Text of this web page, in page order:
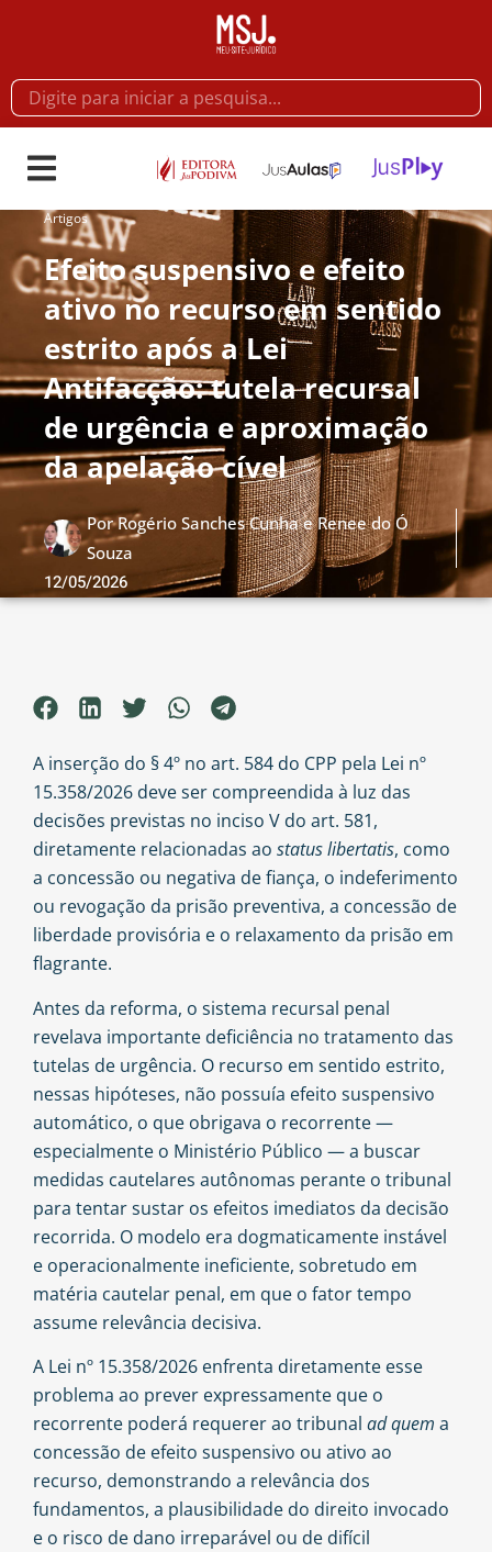
Artigos
Efeito suspensivo e efeito
ativo no recurso em sentido
estrito após a Lei
Antifacção: tutela recursal
de urgência e aproximação
da apelação cível
PorRogério Sanches Cunha e Renee do Ó
Souza
12/05/2026
A inserção do § 4º no art. 584 do CPP pela Lei nº
15.358/2026 deve ser compreendida à luz das
decisões previstas no inciso V do art. 581,
diretamente relacionadas ao status libertatis, como
a concessão ou negativa de fiança, o indeferimento
ou revogação da prisão preventiva, a concessão de
liberdade provisória e o relaxamento da prisão em
flagrante.
Antes da reforma, o sistema recursal penal
revelava importante deficiência no tratamento das
tutelas de urgência. O recurso em sentido estrito,
nessas hipóteses, não possuía efeito suspensivo
automático, o que obrigava o recorrente —
especialmente o Ministério Público — a buscar
medidas cautelares autônomas perante o tribunal
para tentar sustar os efeitos imediatos da decisão
recorrida. O modelo era dogmaticamente instável
e operacionalmente ineficiente, sobretudo em
matéria cautelar penal, em que o fator tempo
assume relevância decisiva.
A Lei nº 15.358/2026 enfrenta diretamente esse
problema ao prever expressamente que o
recorrente poderá requerer ao tribunal ad quem a
concessão de efeito suspensivo ou ativo ao
recurso, demonstrando a relevância dos
fundamentos, a plausibilidade do direito invocado
e o risco de dano irreparável ou de difícil